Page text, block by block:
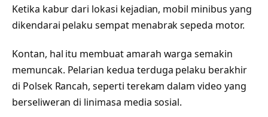
Ketika kabur dari lokasi kejadian, mobil minibus yang
dikendarai pelaku sempat menabrak sepeda motor.
Kontan, hal itu membuat amarah warga semakin
memuncak. Pelarian kedua terduga pelaku berakhir
di Polsek Rancah, seperti terekam dalam video yang
berseliweran di linimasa media sosial.